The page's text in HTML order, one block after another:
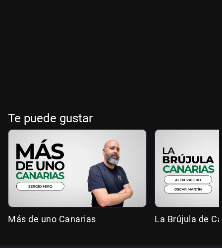
Te puede gustar
Más de uno Canarias La Brújula de